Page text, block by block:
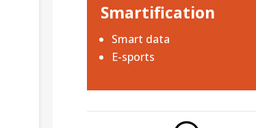
Smartification
Smart data
E-sports